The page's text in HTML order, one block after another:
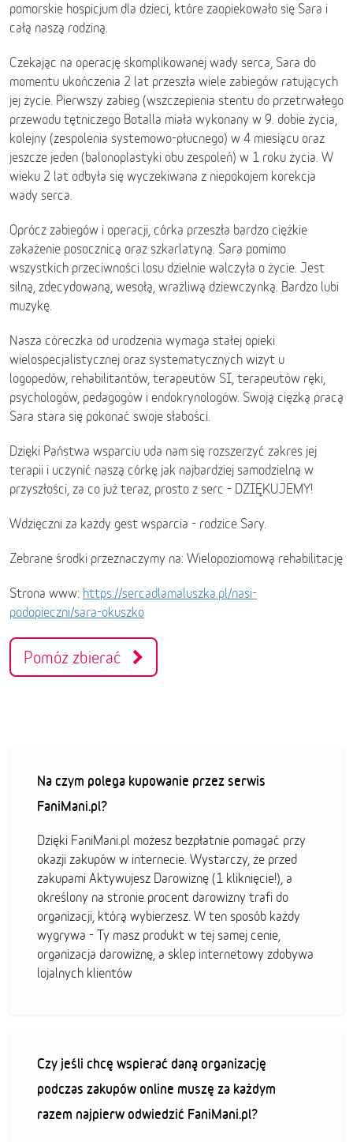
pomorskie hospicjum dla dzieci, które zaopiekowało się Sara i
całą naszą rodziną.
Czekając na operację skomplikowanej wady serca, Sara do
momentu ukończenia 2 lat przeszła wiele zabiegów ratujących
jej życie. Pierwszy zabieg (wszczepienia stentu do przetrwałego
przewodu tętniczego Botalla miała wykonany w 9. dobie życia,
kolejny (zespolenia systemowo-płucnego) w 4 miesiącu oraz
jeszcze jeden (balonoplastyki obu zespoleń) w 1 roku życia. W
wieku 2 lat odbyła się wyczekiwana z niepokojem korekcja
wady serca.
Oprócz zabiegów i operacji, córka przeszła bardzo ciężkie
zakażenie posocznicą oraz szkarlatyną. Sara pomimo
wszystkich przeciwności losu dzielnie walczyła o życie. Jest
silną, zdecydowaną, wesołą, wrażliwą dziewczynką. Bardzo lubi
muzykę.
Nasza córeczka od urodzenia wymaga stałej opieki
wielospecjalistycznej oraz systematycznych wizyt u
logopedów, rehabilitantów, terapeutów SI, terapeutów ręki,
psychologów, pedagogów i endokrynologów. Swoją ciężką pracą
Sara stara się pokonać swoje słabości.
Dzięki Państwa wsparciu uda nam się rozszerzyć zakres jej
terapii i uczynić naszą córkę jak najbardziej samodzielną w
przyszłości, za co już teraz, prosto z serc - DZIĘKUJEMY!
Wdzięczni za każdy gest wsparcia - rodzice Sary.
Zebrane środki przeznaczymy na: Wielopoziomową rehabilitację
Strona www: https://sercadlamaluszka.pl/nasi-
podopieczni/sara-okuszko
Pomóż zbierać
Na czym polega kupowanie przez serwis
FaniMani.pl?
Dzięki FaniMani.pl możesz bezpłatnie pomagać przy
okazji zakupów w internecie. Wystarczy, że przed
zakupami Aktywujesz Darowiznę (1 kliknięcie!), a
określony na stronie procent darowizny trafi do
organizacji, którą wybierzesz. W ten sposób każdy
wygrywa - Ty masz produkt w tej samej cenie,
organizacja darowiznę, a sklep internetowy zdobywa
lojalnych klientów
Czy jeśli chcę wspierać daną organizację
podczas zakupów online muszę za każdym
razem najpierw odwiedzić FaniMani.pl?